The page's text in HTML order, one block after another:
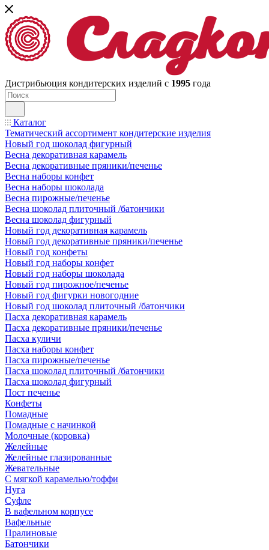
Дистрибьюция кондитерских изделий с 1995 года
Каталог
Тематический ассортимент кондитерские изделия
Новый год шоколад фигурный
Весна декоративная карамель
Весна декоративные пряники/печенье
Весна наборы конфет
Весна наборы шоколада
Весна пирожные/печенье
Весна шоколад плиточный /батончики
Весна шоколад фигурный
Новый год декоративная карамель
Новый год декоративные пряники/печенье
Новый год конфеты
Новый год наборы конфет
Новый год наборы шоколада
Новый год пирожное/печенье
Новый год фигурки новогодние
Новый год шоколад плиточный /батончики
Пасха декоративная карамель
Пасха декоративные пряники/печенье
Пасха куличи
Пасха наборы конфет
Пасха пирожные/печенье
Пасха шоколад плиточный /батончики
Пасха шоколад фигурный
Пост печенье
Конфеты
Помадные
Помадные с начинкой
Молочные (коровка)
Желейные
Желейные глазированные
Жевательные
С мягкой карамелью/тоффи
Нуга
Суфле
В вафельном корпусе
Вафельные
Пралиновые
Батончики